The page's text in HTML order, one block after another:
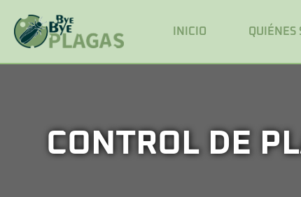
INICIO QUIÉNES
CONTROL DE